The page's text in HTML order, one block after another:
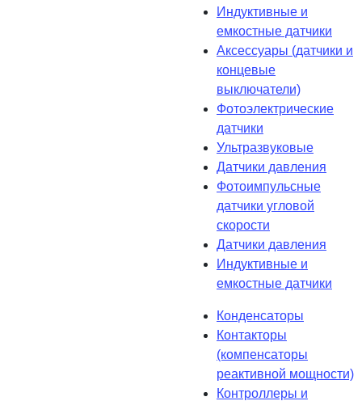
Индуктивные и
емкостные датчики
Аксессуары (датчики и
концевые
выключатели)
Фотоэлектрические
датчики
Ультразвуковые
Датчики давления
Фотоимпульсные
датчики угловой
скорости
Датчики давления
Индуктивные и
емкостные датчики
Конденсаторы
Контакторы
(компенсаторы
реактивной мощности)
Контроллеры и